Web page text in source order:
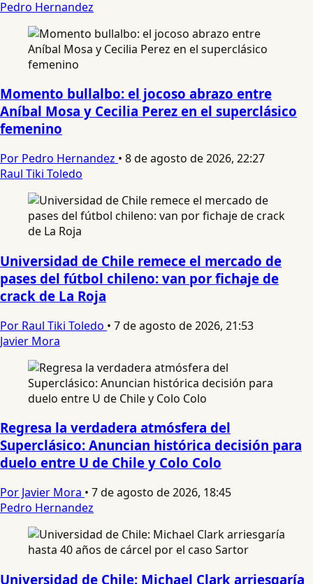
Pedro Hernandez
Momento bullalbo: el jocoso abrazo entre
Aníbal Mosa y Cecilia Perez en el superclásico
femenino
Por Pedro Hernandez • 8 de agosto de 2026, 22:27
Raul Tiki Toledo
Universidad de Chile remece el mercado de
pases del fútbol chileno: van por fichaje de
crack de La Roja
Por Raul Tiki Toledo • 7 de agosto de 2026, 21:53
Javier Mora
Regresa la verdadera atmósfera del
Superclásico: Anuncian histórica decisión para
duelo entre U de Chile y Colo Colo
Por Javier Mora • 7 de agosto de 2026, 18:45
Pedro Hernandez
Universidad de Chile: Michael Clark arriesgaría